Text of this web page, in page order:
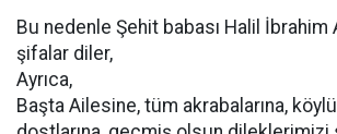
Bu nedenle Şehit babası Halil İbrahim
şifalar diler,
Ayrıca,
Başta Ailesine, tüm akrabalarına,